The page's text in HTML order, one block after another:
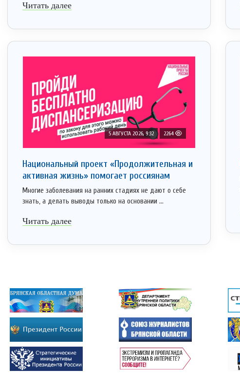
Читать далее
5 АВГУСТА 2026, 9:32 2264
Национальный проект «Продолжительная и
активная жизнь» помогает россиянам
Многие заболевания на ранних стадиях не дают о себе
знать, а делать выводы только на основании ...
Читать далее